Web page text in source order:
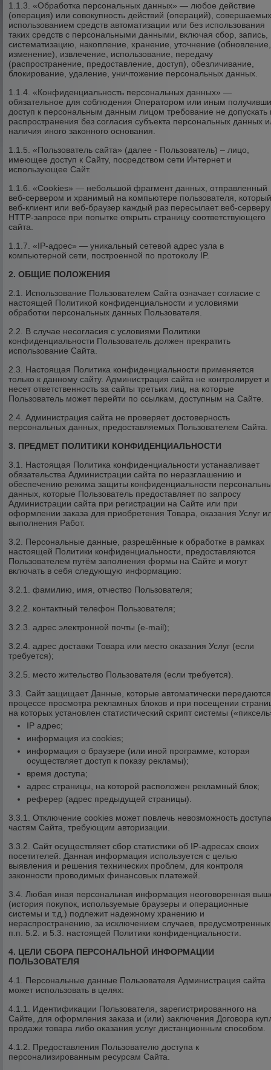
1.1.3. «Обработка персональных данных» — любое действие
(операция) или совокупность действий (операций),
использованием средств автоматизации или без использования
таких средств с персональными данными, включая сбор, запись,
систематизацию, накопление, хранение, уточнение (обновление,
изменение), извлечение, использование, передачу
(распространение, предоставление, доступ), обезличивание,
блокирование, удаление, уничтожение персональных данных.
1.1.4. «Конфиденциальность персональных данных» —
обязательное для соблюдения Оператором или иным
доступ к персональным данным лицом требование не допускать
распространения без согласия субъекта персональных данных
наличия иного законного основания.
1.1.5. «Пользователь сайта» (далее - Пользователь) – лицо,
имеющее доступ к Сайту, посредством сети Интернет и
использующее Сайт.
1.1.6. «Cookies» — небольшой фрагмент данных, отправленный
веб-сервером и хранимый на компьютере пользователя,
веб-клиент или веб-браузер каждый раз пересылает веб-
HTTP-запросе при попытке открыть страницу соответствующего
сайта.
1.1.7. «IP-адрес» — уникальный сетевой адрес узла в
компьютерной сети, построенной по протоколу IP.
2. ОБЩИЕ ПОЛОЖЕНИЯ
2.1. Использование Пользователем Сайта означает согласие с
настоящей Политикой конфиденциальности и условиями
обработки персональных данных Пользователя.
2.2. В случае несогласия с условиями Политики
конфиденциальности Пользователь должен прекратить
использование Сайта.
2.3. Настоящая Политика конфиденциальности применяется
только к данному сайту. Администрация сайта не контролирует
несет ответственность за сайты третьих лиц, на которые
Пользователь может перейти по ссылкам, доступным на Сайте.
2.4. Администрация сайта не проверяет достоверность
персональных данных, предоставляемых Пользователем Сайта.
3. ПРЕДМЕТ ПОЛИТИКИ КОНФИДЕНЦИАЛЬНОСТИ
3.1. Настоящая Политика конфиденциальности устанавливает
обязательства Администрации сайта по неразглашению и
обеспечению режима защиты конфиденциальности
данных, которые Пользователь предоставляет по запросу
Администрации сайта при регистрации на Сайте или при
оформлении заказа для приобретения Товара, оказания Услуг
выполнения Работ.
3.2. Персональные данные, разрешённые к обработке в рамках
настоящей Политики конфиденциальности, предоставляются
Пользователем путём заполнения формы на Сайте и могут
включать в себя следующую информацию:
3.2.1. фамилию, имя, отчество Пользователя;
3.2.2. контактный телефон Пользователя;
3.2.3. адрес электронной почты (e-mail);
3.2.4. адрес доставки Товара или место оказания Услуг (если
требуется);
3.2.5. место жительство Пользователя (если требуется).
3.3. Сайт защищает Данные, которые автоматически
процессе просмотра рекламных блоков и при посещении
на которых установлен статистический скрипт системы
IP адрес;
информация из cookies;
информация о браузере (или иной программе, которая
осуществляет доступ к показу рекламы);
время доступа;
адрес страницы, на которой расположен рекламный блок;
реферер (адрес предыдущей страницы).
3.3.1. Отключение cookies может повлечь невозможность
частям Сайта, требующим авторизации.
3.3.2. Сайт осуществляет сбор статистики об IP-адресах своих
посетителей. Данная информация используется с целью
выявления и решения технических проблем, для контроля
законности проводимых финансовых платежей.
3.4. Любая иная персональная информация неоговоренная
(история покупок, используемые браузеры и операционные
системы и т.д.) подлежит надежному хранению и
нераспространению, за исключением случаев,
п.п. 5.2. и 5.3. настоящей Политики конфиденциальности.
4. ЦЕЛИ СБОРА ПЕРСОНАЛЬНОЙ ИНФОРМАЦИИ
ПОЛЬЗОВАТЕЛЯ
4.1. Персональные данные Пользователя Администрация сайта
может использовать в целях:
4.1.1. Идентификации Пользователя, зарегистрированного на
Сайте, для оформления заказа и (или) заключения Договора
продажи товара либо оказания услуг дистанционным способом.
4.1.2. Предоставления Пользователю доступа к
персонализированным ресурсам Сайта.